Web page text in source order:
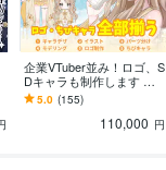
企業VTuber並み！ロゴ、S
Dキャラも制作します デ
ビュー徹底サポート！満
足いくまで修正無制限、
5.0 (155)
110,000 円